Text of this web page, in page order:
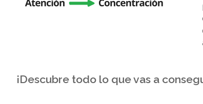
¡Descubre todo lo que vas a